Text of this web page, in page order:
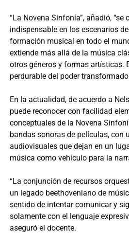
“La Novena Sinfonía”, añadió, “se
indispensable en los escenarios
formación musical en todo el
extiende más allá de la música
otros géneros y formas artísticas.
perdurable del poder
En la actualidad, de acuerdo a
puede reconocer con facilidad
conceptuales de la Novena
bandas sonoras de películas, con
audiovisuales que dejan en un
música como vehículo para la
“La conjunción de recursos
un legado beethoveniano de
sentido de intentar comunicar y
solamente con el lenguaje
aseguró el docente.